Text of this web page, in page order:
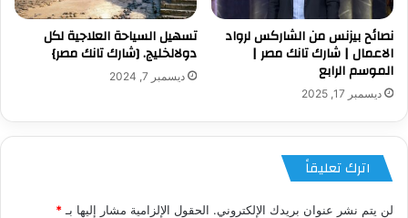
نصائح بيزنس من الشاركس لرواد
الاعمال | شارك تانك مصر |
الموسم الرابع
ديسمبر 17, 2025
تسهيل السياحة العلاجية لكل
دولالخليج. [شارك تانك مصر}
ديسمبر 7, 2024
اترك تعليقاً
لن يتم نشر عنوان بريدك الإلكتروني. الحقول الإلزامية مشار إليها بـ *